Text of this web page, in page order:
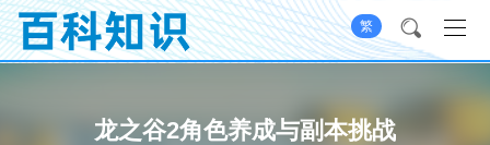
繁
龙之谷2角色养成与副本挑战